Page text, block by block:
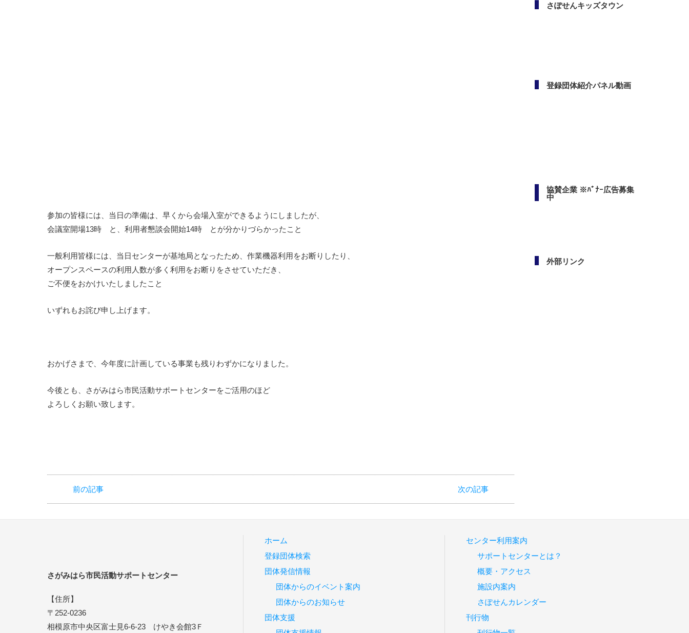
参加の皆様には、当日の準備は、早くから会場入室ができるようにしましたが、
会議室開場13時 と、利用者懇談会開始14時 とが分かりづらかったこと
一般利用皆様には、当日センターが基地局となったため、作業機器利用をお断りしたり、
オープンスペースの利用人数が多く利用をお断りをさせていただき、
ご不便をおかけいたしましたこと
いずれもお詫び申し上げます。
おかげさまで、今年度に計画している事業も残りわずかになりました。
今後とも、さがみはら市民活動サポートセンターをご活用のほど
よろしくお願い致します。
前の記事 次の記事
さぽせんキッズタウン
登録団体紹介パネル動画
協賛企業 ※ﾊﾞﾅｰ広告募集
中
外部リンク
さがみはら市民活動サポートセンター
【住所】
〒252-0236
相模原市中央区富士見6-6-23 けやき会館3Ｆ
ホーム
登録団体検索
団体発信情報
団体からのイベント案内
団体からのお知らせ
団体支援
センター利用案内
サポートセンターとは？
概要・アクセス
施設内案内
さぽせんカレンダー
刊行物